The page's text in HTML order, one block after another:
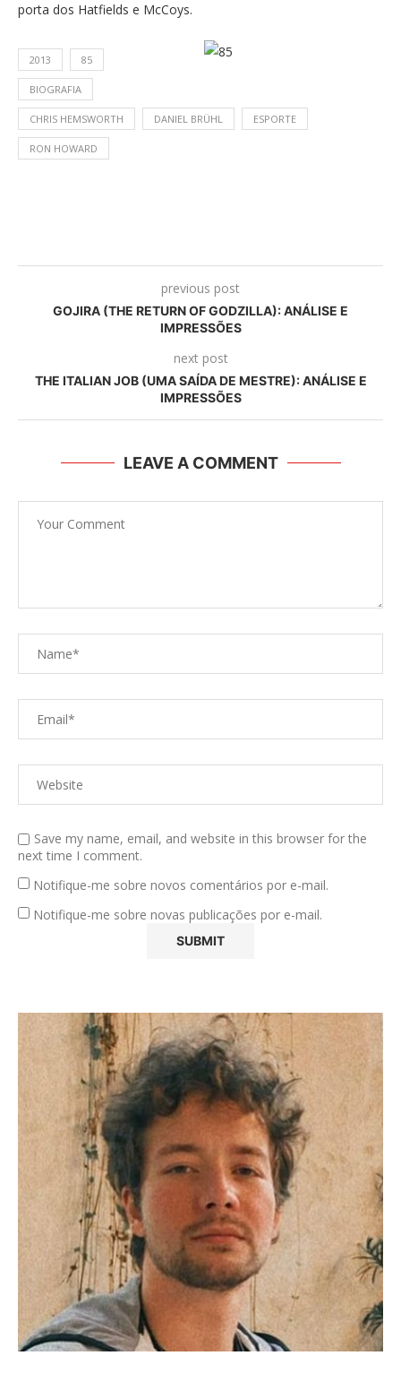
porta dos Hatfields e McCoys.
2013 85
BIOGRAFIA
CHRIS HEMSWORTH DANIEL BRÜHL ESPORTE
RON HOWARD
previous post
GOJIRA (THE RETURN OF GODZILLA): ANÁLISE E
IMPRESSÕES
next post
THE ITALIAN JOB (UMA SAÍDA DE MESTRE): ANÁLISE E
IMPRESSÕES
LEAVE A COMMENT
Save my name, email, and website in this browser for the
next time I comment.
Notifique-me sobre novos comentários por e-mail.
Notifique-me sobre novas publicações por e-mail.